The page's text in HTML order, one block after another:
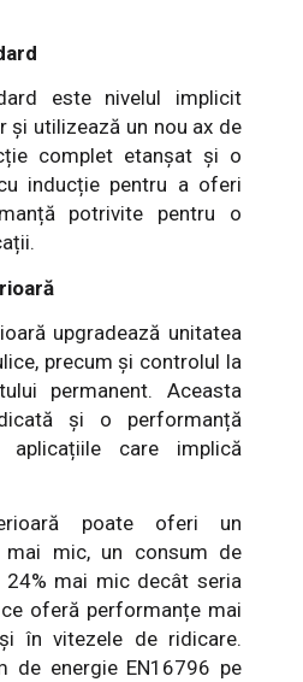
este nivelul implicit
și utilizează un nou ax de
complet etanșat și o
inducție pentru a oferi
potrivite pentru o
upgradează unitatea
precum și controlul la
permanent. Aceasta
și o performanță
aplicațiile care implică
poate oferi un
mai mic, un consum de
24% mai mic decât seria
oferă performanțe mai
în vitezele de ridicare.
de energie EN16796 pe